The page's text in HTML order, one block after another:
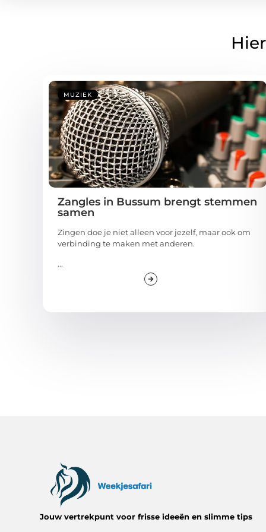
MUZIEK
Zangles in Bussum brengt stemmen
samen
Zingen doe je niet alleen voor jezelf, maar ook om
verbinding te maken met anderen.
...
Jouw vertrekpunt voor frisse ideeën en slimme tips